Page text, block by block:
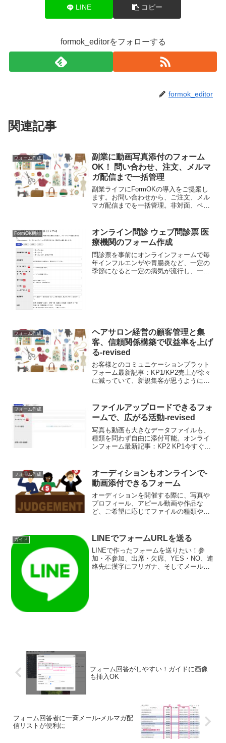
LINE コピー
formok_editorをフォローする
formok_editor
関連記事
フォーム作成
副業に動画写真添付のフォーム
OK！ 問い合わせ、注文、メルマ
ガ配信まで一括管理
副業ライフにFormOKの導入をご提案し
ます。お問い合わせから、ご注文、メル
マガ配信までを一括管理。非対面、ペー
ィとセキュリティの高い、顧客目線に立
ったビジネスでの成功を目指すあなた
に！
FormOK機能
オンライン問診 ウェブ問診票 医
療機関のフォーム作成
問診票を事前にオンラインフォームで毎
年インフルエンザや胃腸炎など、一定の
季節になると一定の病気が流行し、一部
フォーム作成
ヘアサロン経営の顧客管理と集
客、信頼関係構築で収益率を上げ
る-revised
お客様とのコミュニケーションプラット
フォーム最新記事：KP1/KP2売上が徐々
に減っていて、新規集客が思うように捗
様々な働きかけをしているものの、大き
な成果が見られな...
フォーム作成
ファイルアップロードできるフォ
ームで、広がる活動-revised
写真も動画も大きなデータファイルも、
種類を問わず自由に添付可能。オンライ
ンフォーム最新記事：KP2 KP1今すぐお
を、今すぐ手軽に作成！お問い合わせフ
ォームに、画像その他...
フォーム作成
オーディションもオンラインで-
動画添付できるフォーム
オーディションを開催する際に、写真や
プロフィール、アピール動画や作品な
ど、ご希望に応じてファイルの種類や数
ンラインで応募が完結すると、応募者に
とっても負担が少なく、よ...
ガイド LINEでフォームURLを送る
LINEで作ったフォームを送りたい！参
加・不参加、出席・欠席、YES・NO、連
絡先に漢字にフリガナ、そしてメールア
フォーム回答がしやすい！ガイドに画像
も挿入OK
フォーム回答者に一斉メール-メルマガ配
信リストが便利に